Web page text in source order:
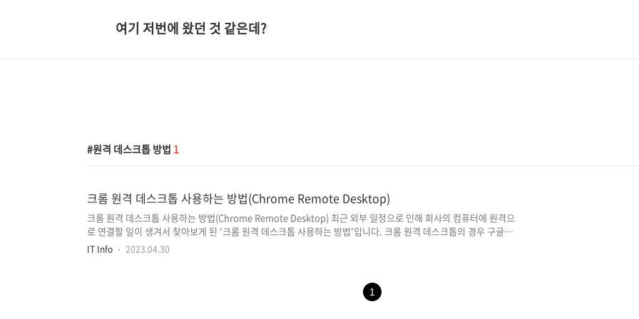
여기 저번에 왔던 것 같은데?
원격 데스크톱 방법 1
크롬 원격 데스크톱 사용하는 방법(Chrome Remote Desktop)
크롬 원격 데스크톱 사용하는 방법(Chrome Remote Desktop) 최근 외부 일정으로 인해 회사의 컴퓨터에 원격으
로 연결할 일이 생겨서 찾아보게 된 '크롬 원격 데스크톱 사용하는 방법'입니다. 크롬 원격 데스크톱의 경우 구글 계
정을 가지고 있으면 무료로 사용할 수 있는데요. Google Chrome 원격 데스크톱의 원격 기능은 크게 하나의 계정
로 접속할 수 있으며, 원격 액세스를 위한 확장 프로그램 설치 등의 과정이 필요합니다.
IT Info 2023.04.30
1